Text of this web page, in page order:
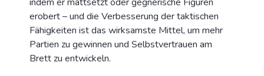
erobert – und die Verbesserung der taktischen
Fähigkeiten ist das wirksamste Mittel, um mehr
Partien zu gewinnen und Selbstvertrauen am
Brett zu entwickeln.